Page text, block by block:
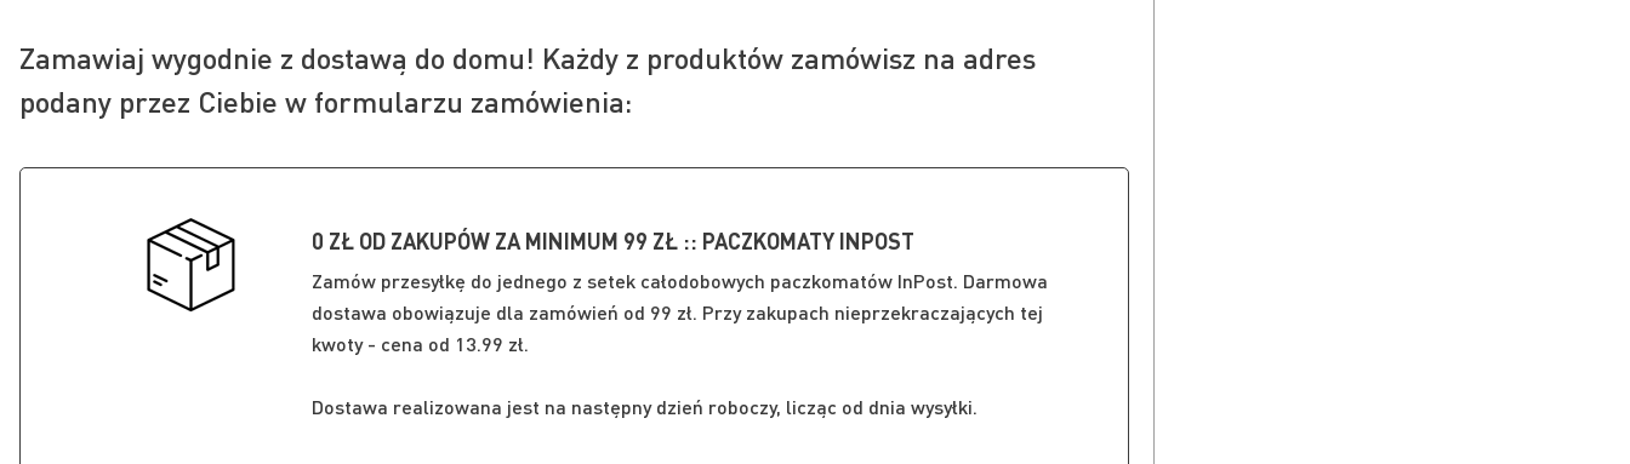
Zamawiaj wygodnie z dostawą do domu! Każdy z produktów zamówisz na adres
podany przez Ciebie w formularzu zamówienia:
0 ZŁ OD ZAKUPÓW ZA MINIMUM 99 ZŁ :: PACZKOMATY INPOST
Zamów przesyłkę do jednego z setek całodobowych paczkomatów InPost. Darmowa
dostawa obowiązuje dla zamówień od 99 zł. Przy zakupach nieprzekraczających tej
kwoty - cena od 13.99 zł.
Dostawa realizowana jest na następny dzień roboczy, licząc od dnia wysyłki.